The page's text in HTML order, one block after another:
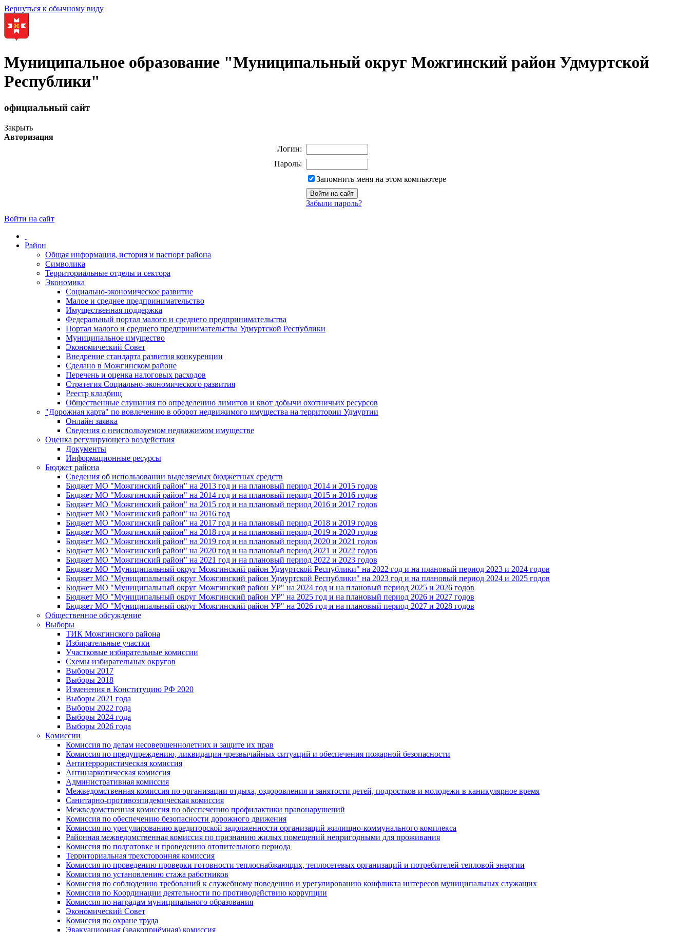
Вернуться к обычному виду
Муниципальное образование "Муниципальный округ Можгинский район Удмуртской
Республики"
официальный сайт
Закрыть
Авторизация
Логин:
Пароль:
Запомнить меня на этом компьютере
Забыли пароль?
Войти на сайт
Район
Общая информация, история и паспорт района
Символика
Территориальные отделы и сектора
Экономика
Социально-экономическое развитие
Малое и среднее предпринимательство
Имущественная поддержка
Федеральный портал малого и среднего предпринимательства
Портал малого и среднего предпринимательства Удмуртской Республики
Муниципальное имущество
Экономический Совет
Внедрение стандарта развития конкуренции
Сделано в Можгинском районе
Перечень и оценка налоговых расходов
Стратегия Социально-экономического развития
Реестр кладбищ
Общественные слушания по определению лимитов и квот добычи охотничьих ресурсов
"Дорожная карта" по вовлечению в оборот недвижимого имущества на территории Удмуртии
Онлайн заявка
Сведения о неиспользуемом недвижимом имуществе
Оценка регулирующего воздействия
Документы
Информационные ресурсы
Бюджет района
Сведения об использовании выделяемых бюджетных средств
Бюджет МО "Можгинский район" на 2013 год и на плановый период 2014 и 2015 годов
Бюджет МО "Можгинский район" на 2014 год и на плановый период 2015 и 2016 годов
Бюджет МО "Можгинский район" на 2015 год и на плановый период 2016 и 2017 годов
Бюджет МО "Можгинский район" на 2016 год
Бюджет МО "Можгинский район" на 2017 год и на плановый период 2018 и 2019 годов
Бюджет МО "Можгинский район" на 2018 год и на плановый период 2019 и 2020 годов
Бюджет МО "Можгинский район" на 2019 год и на плановый период 2020 и 2021 годов
Бюджет МО "Можгинский район" на 2020 год и на плановый период 2021 и 2022 годов
Бюджет МО "Можгинский район" на 2021 год и на плановый период 2022 и 2023 годов
Бюджет МО "Муниципальный округ Можгинский район Удмуртской Республики" на 2022 год и на плановый период 2023 и 2024 годов
Бюджет МО "Муниципальный округ Можгинский район Удмуртской Республики" на 2023 год и на плановый период 2024 и 2025 годов
Бюджет МО "Муниципальный округ Можгинский район УР" на 2024 год и на плановый период 2025 и 2026 годов
Бюджет МО "Муниципальный округ Можгинский район УР" на 2025 год и на плановый период 2026 и 2027 годов
Бюджет МО "Муниципальный округ Можгинский район УР" на 2026 год и на плановый период 2027 и 2028 годов
Общественное обсуждение
Выборы
ТИК Можгинского района
Избирательные участки
Участковые избирательные комиссии
Схемы избирательных округов
Выборы 2017
Выборы 2018
Изменения в Конституцию РФ 2020
Выборы 2021 года
Выборы 2022 года
Выборы 2024 года
Выборы 2026 года
Комиссии
Комиссия по делам несовершеннолетних и защите их прав
Комиссия по предупреждению, ликвидации чрезвычайных ситуаций и обеспечения пожарной безопасности
Антитеррористическая комиссия
Антинаркотическая комиссия
Административная комиссия
Межведомственная комиссия по организации отдыха, оздоровления и занятости детей, подростков и молодежи в каникулярное время
Санитарно-противоэпидемическая комиссия
Межведомственная комиссия по обеспечению профилактики правонарушений
Комиссия по обеспечению безопасности дорожного движения
Комиссия по урегулированию кредиторской задолженности организаций жилищно-коммунального комплекса
Районная межведомственная комиссия по признанию жилых помещений непригодными для проживания
Комиссия по подготовке и проведению отопительного периода
Территориальная трехсторонняя комиссия
Комиссия по проведению проверки готовности теплоснабжающих, теплосетевых организаций и потребителей тепловой энергии
Комиссия по установлению стажа работников
Комиссия по соблюдению требований к служебному поведению и урегулированию конфликта интересов муниципальных служащих
Комиссия по Координации деятельности по противодействию коррупции
Комиссия по наградам муниципального образования
Экономический Совет
Комиссия по охране труда
Эвакуационная (эвакоприёмная) комиссия